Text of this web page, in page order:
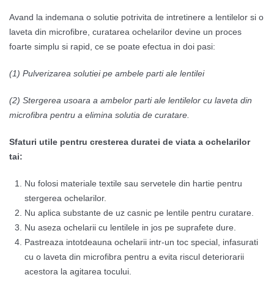
Avand la indemana o solutie potrivita de intretinere a lentilelor si o
laveta din microfibre, curatarea ochelarilor devine un proces
foarte simplu si rapid, ce se poate efectua in doi pasi:
(1) Pulverizarea solutiei pe ambele parti ale lentilei
(2) Stergerea usoara a ambelor parti ale lentilelor cu laveta din
microfibra pentru a elimina solutia de curatare.
Sfaturi utile pentru cresterea duratei de viata a ochelarilor
tai:
Nu folosi materiale textile sau servetele din hartie pentru
stergerea ochelarilor.
Nu aplica substante de uz casnic pe lentile pentru curatare.
Nu aseza ochelarii cu lentilele in jos pe suprafete dure.
Pastreaza intotdeauna ochelarii intr-un toc special, infasurati
cu o laveta din microfibra pentru a evita riscul deteriorarii
acestora la agitarea tocului.